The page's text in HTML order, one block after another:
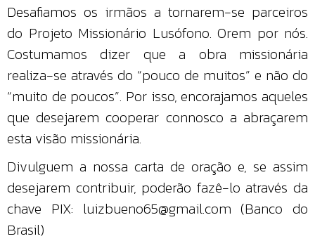
Desafiamos os irmãos a tornarem-se parceiros
do Projeto Missionário Lusófono. Orem por nós.
Costumamos dizer que a obra missionária
realiza-se através do “pouco de muitos” e não do
“muito de poucos”. Por isso, encorajamos aqueles
que desejarem cooperar connosco a abraçarem
esta visão missionária.
Divulguem a nossa carta de oração e, se assim
desejarem contribuir, poderão fazê-lo através da
chave PIX: luizbueno65@gmail.com (Banco do
Brasil)